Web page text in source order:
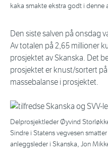
kaka smakte ekstra godt i
Den siste salven på onsdag
Av totalen på 2,65 millioner
prosjektet av Skanska. Det
prosjektet er knust/sortert
massebalanse i prosjektet.
Delprosjektleder Øyvind
Sindre i Statens vegvesen
anleggsleder i Skanska, Jon